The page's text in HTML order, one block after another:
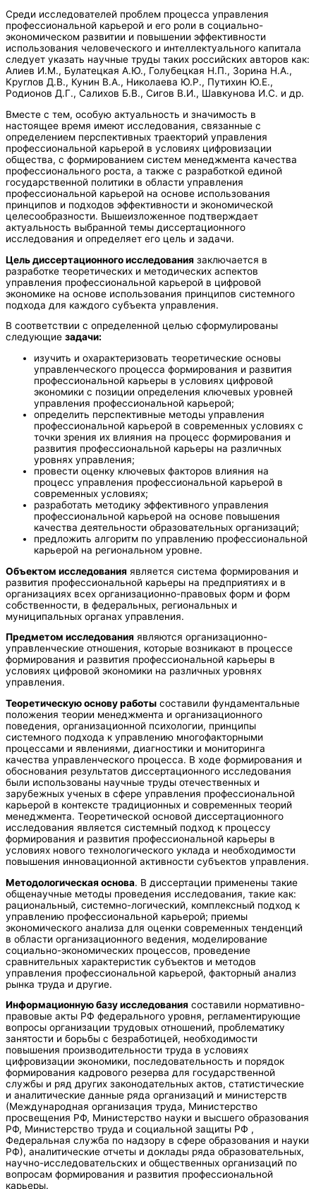
Среди исследователей проблем процесса управления
профессиональной карьерой и его роли в социально-
экономическом развитии и повышении эффективности
использования человеческого и интеллектуального капитала
следует указать научные труды таких российских авторов как:
Алиев И.М., Булатецкая А.Ю., Голубецкая Н.П., Зорина Н.А.,
Круглов Д.В., Кунин В.А., Николаева Ю.Р., Путихин Ю.Е.,
Родионов Д.Г., Салихов Б.В., Сигов В.И., Шавкунова И.С. и др.
Вместе с тем, особую актуальность и значимость в
настоящее время имеют исследования, связанные с
определением перспективных траекторий управления
профессиональной карьерой в условиях цифровизации
общества, с формированием систем менеджмента качества
профессионального роста, а также с разработкой единой
государственной политики в области управления
профессиональной карьерой на основе использования
принципов и подходов эффективности и экономической
целесообразности. Вышеизложенное подтверждает
актуальность выбранной темы диссертационного
исследования и определяет его цель и задачи.
Цель диссертационного исследования заключается в
разработке теоретических и методических аспектов
управления профессиональной карьерой в цифровой
экономике на основе использования принципов системного
подхода для каждого субъекта управления.
В соответствии с определенной целью сформулированы
следующие задачи:
изучить и охарактеризовать теоретические основы
управленческого процесса формирования и развития
профессиональной карьеры в условиях цифровой
экономики с позиции определения ключевых уровней
управления профессиональной карьерой;
определить перспективные методы управления
профессиональной карьерой в современных условиях с
точки зрения их влияния на процесс формирования и
развития профессиональной карьеры на различных
уровнях управления;
провести оценку ключевых факторов влияния на
процесс управления профессиональной карьерой в
современных условиях;
разработать методику эффективного управления
профессиональной карьерой на основе повышения
качества деятельности образовательных организаций;
предложить алгоритм по управлению профессиональной
карьерой на региональном уровне.
Объектом исследования является система формирования и
развития профессиональной карьеры на предприятиях и в
организациях всех организационно-правовых форм и форм
собственности, в федеральных, региональных и
муниципальных органах управления.
Предметом исследования являются организационно-
управленческие отношения, которые возникают в процессе
формирования и развития профессиональной карьеры в
условиях цифровой экономики на различных уровнях
управления.
Теоретическую основу работы составили фундаментальные
положения теории менеджмента и организационного
поведения, организационной психологии, принципы
системного подхода к управлению многофакторными
процессами и явлениями, диагностики и мониторинга
качества управленческого процесса. В ходе формирования и
обоснования результатов диссертационного исследования
были использованы научные труды отечественных и
зарубежных ученых в сфере управления профессиональной
карьерой в контексте традиционных и современных теорий
менеджмента. Теоретической основой диссертационного
исследования является системный подход к процессу
формирования и развития профессиональной карьеры в
условиях нового технологического уклада и необходимости
повышения инновационной активности субъектов управления.
Методологическая основа. В диссертации применены такие
общенаучные методы проведения исследования, такие как:
рациональный, системно-логический, комплексный подход к
управлению профессиональной карьерой; приемы
экономического анализа для оценки современных тенденций
в области организационного ведения, моделирование
социально-экономических процессов, проведение
сравнительных характеристик субъектов и методов
управления профессиональной карьерой, факторный анализ
рынка труда и другие.
Информационную базу исследования составили нормативно-
правовые акты РФ федерального уровня, регламентирующие
вопросы организации трудовых отношений, проблематику
занятости и борьбы с безработицей, необходимости
повышения производительности труда в условиях
цифровизации экономики, последовательность и порядок
формирования кадрового резерва для государственной
службы и ряд других законодательных актов, статистические
и аналитические данные ряда организаций и министерств
(Международная организация труда, Министерство
просвещения РФ, Министерство науки и высшего образования
РФ, Министерство труда и социальной защиты РФ ,
Федеральная служба по надзору в сфере образования и науки
РФ), аналитические отчеты и доклады ряда образовательных,
научно-исследовательских и общественных организаций по
вопросам формирования и развития профессиональной
карьеры.